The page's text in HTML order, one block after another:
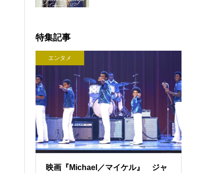
特集記事
エンタメ
映画『Michael／マイケル』 ジャ